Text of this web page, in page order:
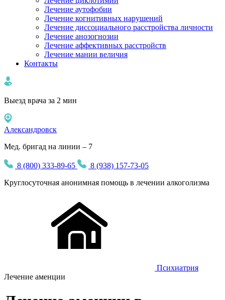
Лечение аутофобии
Лечение когнитивных нарушений
Лечение диссоциального расстройства личности
Лечение анозогнозии
Лечение аффективных расстройств
Лечение мании величия
Контакты
Выезд врача за 2 мин
Александровск
Мед. бригад на линии – 7
8 (800) 333-89-65
8 (938) 157-73-05
Круглосуточная анонимная помощь в лечении алкоголизма
Психиатрия
Лечение аменции